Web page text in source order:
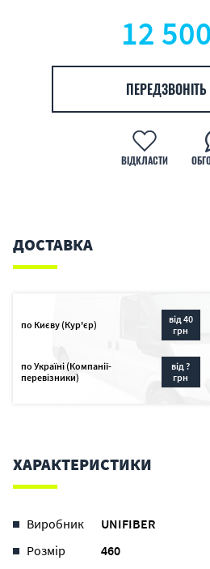
12 500
ПЕРЕДЗВОНІТЬ
ВІДКЛАСТИ
ДОСТАВКА
по Києву (Кур'єр)
від 40
грн
по Україні (Компанії-
перевізники)
від ?
грн
ХАРАКТЕРИСТИКИ
Виробник
UNIFIBER
Розмір
460